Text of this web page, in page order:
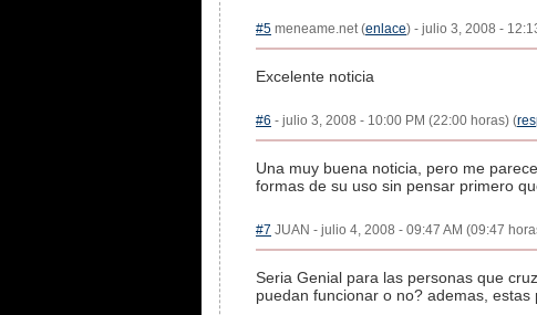
#5 meneame.net (enlace) - julio 3, 2008 -
Excelente noticia
#6 - julio 3, 2008 - 10:00 PM (22:00 horas) (
Una muy buena noticia, pero me
formas de su uso sin pensar primero
#7 JUAN - julio 4, 2008 - 09:47 AM (09:47
Seria Genial para las personas que
puedan funcionar o no? ademas, estas